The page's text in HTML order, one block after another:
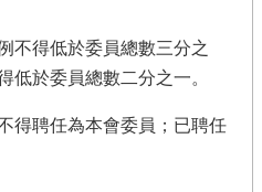
不得低於委員總數三分之
低於委員總數二分之一。
得聘任為本會委員；已聘任